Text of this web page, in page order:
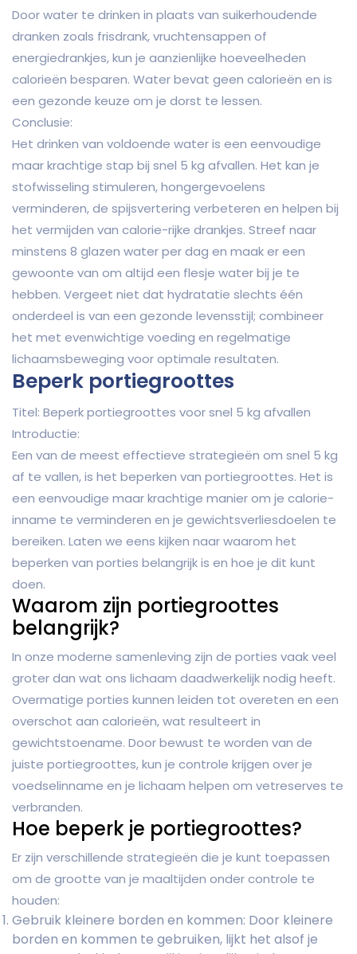
Door water te drinken in plaats van suikerhoudende
dranken zoals frisdrank, vruchtensappen of
energiedrankjes, kun je aanzienlijke hoeveelheden
calorieën besparen. Water bevat geen calorieën en is
een gezonde keuze om je dorst te lessen.
Conclusie:
Het drinken van voldoende water is een eenvoudige
maar krachtige stap bij snel 5 kg afvallen. Het kan je
stofwisseling stimuleren, hongergevoelens
verminderen, de spijsvertering verbeteren en helpen bij
het vermijden van calorie-rijke drankjes. Streef naar
minstens 8 glazen water per dag en maak er een
gewoonte van om altijd een flesje water bij je te
hebben. Vergeet niet dat hydratatie slechts één
onderdeel is van een gezonde levensstijl; combineer
het met evenwichtige voeding en regelmatige
lichaamsbeweging voor optimale resultaten.
Beperk portiegroottes
Titel: Beperk portiegroottes voor snel 5 kg afvallen
Introductie:
Een van de meest effectieve strategieën om snel 5 kg
af te vallen, is het beperken van portiegroottes. Het is
een eenvoudige maar krachtige manier om je calorie-
inname te verminderen en je gewichtsverliesdoelen te
bereiken. Laten we eens kijken naar waarom het
beperken van porties belangrijk is en hoe je dit kunt
doen.
Waarom zijn portiegroottes
belangrijk?
In onze moderne samenleving zijn de porties vaak veel
groter dan wat ons lichaam daadwerkelijk nodig heeft.
Overmatige porties kunnen leiden tot overeten en een
overschot aan calorieën, wat resulteert in
gewichtstoename. Door bewust te worden van de
juiste portiegroottes, kun je controle krijgen over je
voedselinname en je lichaam helpen om vetreserves te
verbranden.
Hoe beperk je portiegroottes?
Er zijn verschillende strategieën die je kunt toepassen
om de grootte van je maaltijden onder controle te
houden:
Gebruik kleinere borden en kommen: Door kleinere
borden en kommen te gebruiken, lijkt het alsof je